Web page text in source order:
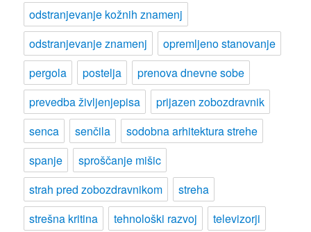
odstranjevanje kožnih znamenj
odstranjevanje znamenj
opremljeno stanovanje
pergola
postelja
prenova dnevne sobe
prevedba življenjepisa
prijazen zobozdravnik
senca
senčila
sodobna arhitektura strehe
spanje
sproščanje mišic
strah pred zobozdravnikom
streha
strešna kritina
tehnološki razvoj televizorji